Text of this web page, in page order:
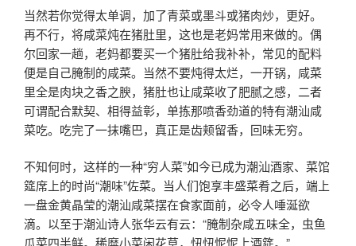
当然若你觉得太单调，加了青菜或墨斗或猪肉炒，更好。
再不行，将咸菜炖在猪肚里，这也是老妈常用来做的。偶
尔回家一趟，老妈都要买一个猪肚给我补补，常见的配料
便是自己腌制的咸菜。当然不要炖得太烂，一开锅，咸菜
里全是肉块之香之腴，猪肚也让咸菜收了肥腻之感，二者
可谓配合默契、相得益彰，单拣那喷香劲道的特有潮汕咸
菜吃。吃完了一抹嘴巴，真正是齿颊留香，回味无穷。
不知何时，这样的一种“穷人菜”如今已成为潮汕酒家、菜馆
筵席上的时尚“潮味”佐菜。当人们饱享丰盛菜肴之后，端上
一盘金黄晶莹的潮汕咸菜摆在食家面前，必令人唾涎欲
滴。以至于潮汕诗人张华云有云：“腌制杂咸五味全，虫鱼
瓜菜四半鲜。稀糜小菜闲花草，忸忸怩怩上酒筵。”